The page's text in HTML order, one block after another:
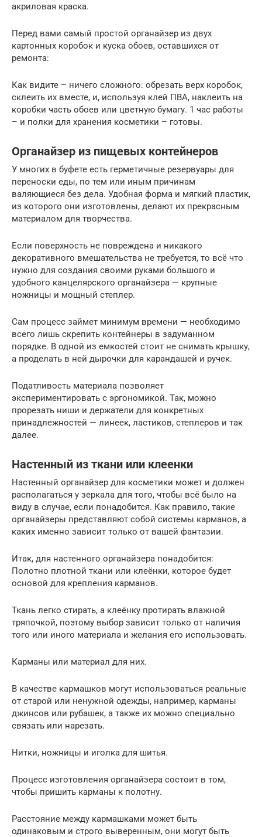
акриловая краска.
Перед вами самый простой органайзер из двух
картонных коробок и куска обоев, оставшихся от
ремонта:
Как видите – ничего сложного: обрезать верх коробок,
склеить их вместе, и, используя клей ПВА, наклеить на
коробки часть обоев или цветную бумагу. 1 час работы
– и полки для хранения косметики – готовы.
Органайзер из пищевых контейнеров
У многих в буфете есть герметичные резервуары для
переноски еды, по тем или иным причинам
валяющиеся без дела. Удобная форма и мягкий пластик,
из которого они изготовлены, делают их прекрасным
материалом для творчества.
Если поверхность не повреждена и никакого
декоративного вмешательства не требуется, то всё что
нужно для создания своими руками большого и
удобного канцелярского органайзера — крупные
ножницы и мощный степлер.
Сам процесс займет минимум времени — необходимо
всего лишь скрепить контейнеры в задуманном
порядке. В одной из емкостей стоит не снимать крышку,
а проделать в ней дырочки для карандашей и ручек.
Податливость материала позволяет
экспериментировать с эргономикой. Так, можно
прорезать ниши и держатели для конкретных
принадлежностей — линеек, ластиков, степлеров и так
далее.
Настенный из ткани или клеенки
Настенный органайзер для косметики может и должен
располагаться у зеркала для того, чтобы всё было на
виду в случае, если понадобится. Как правило, такие
органайзеры представляют собой системы карманов, а
каких именно зависит только от вашей фантазии.
Итак, для настенного органайзера понадобится:
Полотно плотной ткани или клеёнки, которое будет
основой для крепления карманов.
Ткань легко стирать, а клеёнку протирать влажной
тряпочкой, поэтому выбор зависит только от наличия
того или иного материала и желания его использовать.
Карманы или материал для них.
В качестве кармашков могут использоваться реальные
от старой или ненужной одежды, например, карманы
джинсов или рубашек, а также их можно специально
связать или нарезать.
Нитки, ножницы и иголка для шитья.
Процесс изготовления органайзера состоит в том,
чтобы пришить карманы к полотну.
Расстояние между кармашками может быть
одинаковым и строго выверенным, они могут быть